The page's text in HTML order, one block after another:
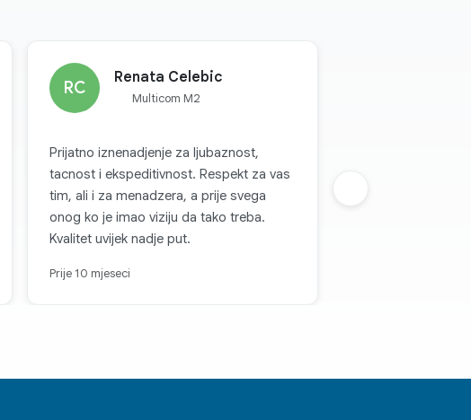
RC
Renata Celebic
Multicom M2
Prijatno iznenadjenje za ljubaznost,
tacnost i ekspeditivnost. Respekt za vas
tim, ali i za menadzera, a prije svega
onog ko je imao viziju da tako treba.
Kvalitet uvijek nadje put.
Prije 10 mjeseci